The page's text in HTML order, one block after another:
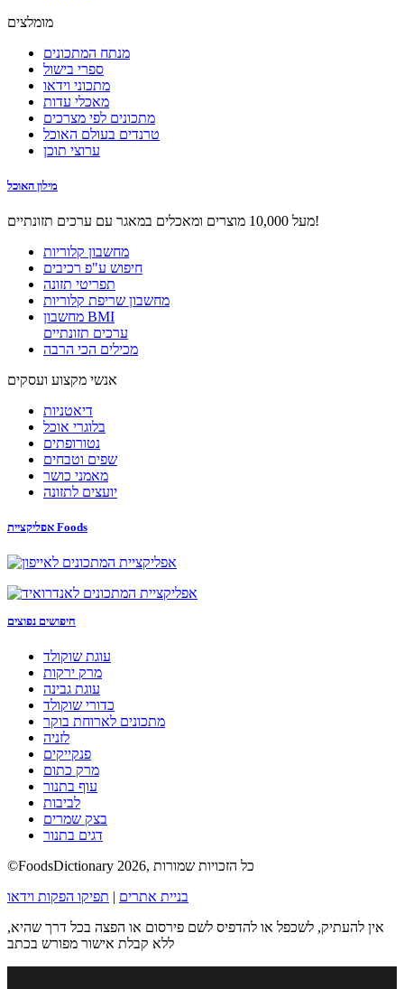
מומלצים
מנתח המתכונים
ספרי בישול
מתכוני וידאו
מאכלי עדות
מתכונים לפי מצרכים
טרנדים בעולם האוכל
ערוצי תוכן
מילון האוכל
מעל 10,000 מוצרים ומאכלים במאגר עם ערכים תזונתיים!
מחשבון קלוריות
חיפוש ע"פ רכיבים
תפריטי תזונה
מחשבון שריפת קלוריות
מחשבון BMI
ערכים תזונתיים
מכילים הכי הרבה
אנשי מקצוע ועסקים
דיאטניות
בלוגרי אוכל
נטורופתים
שפים וטבחים
מאמני כושר
יועצים לתזונה
אפליקציית Foods
חיפושים נפוצים
עוגת שוקולד
מרק ירקות
עוגת גבינה
כדורי שוקולד
מתכונים לארוחת בוקר
לזניה
פנקייקים
מרק כתום
עוף בתנור
לביבות
בצק שמרים
דגים בתנור
©FoodsDictionary 2026, כל הזכויות שמורות
בניית אתרים | תפיקו הפקות וידאו
אין להעתיק, לשכפל או להדפיס לשם פירסום או הפצה בכל דרך שהיא,
ללא קבלת אישור מפורש בכתב